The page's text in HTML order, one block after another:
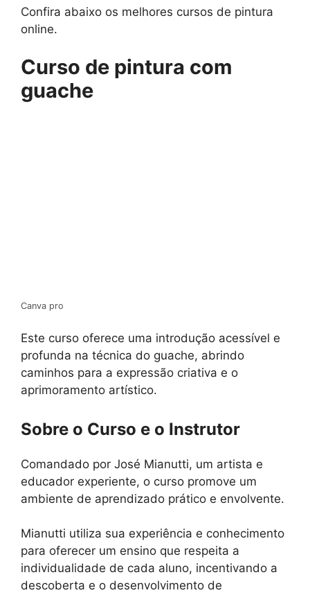
Confira abaixo os melhores cursos de pintura
online.
Curso de pintura com
guache
Canva pro
Este curso oferece uma introdução acessível e
profunda na técnica do guache, abrindo
caminhos para a expressão criativa e o
aprimoramento artístico.
Sobre o Curso e o Instrutor
Comandado por José Mianutti, um artista e
educador experiente, o curso promove um
ambiente de aprendizado prático e envolvente.
Mianutti utiliza sua experiência e conhecimento
para oferecer um ensino que respeita a
individualidade de cada aluno, incentivando a
descoberta e o desenvolvimento de